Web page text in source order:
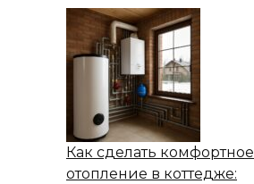
Как сделать комфортное
отопление в коттедже: